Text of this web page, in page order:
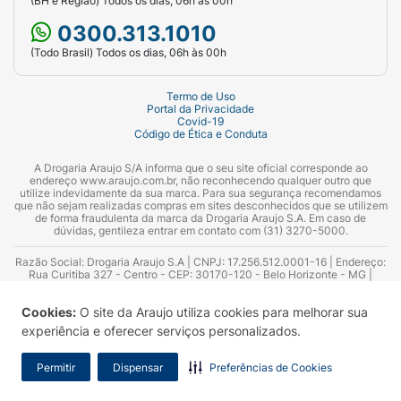
Cookies: O site da Araujo utiliza cookies para melhorar sua
experiência e oferecer serviços personalizados.
Permitir Dispensar Preferências de Cookies
Quais são os benefícios do BetaTrinta
Injetável?
Ao usar BetaTrinta, você pode esperar:
Alívio eficaz da inflamação em condições
musculoesqueléticas e de tecidos moles.
alérgicas, como asma e rinite.
Ação no combate a sintomas reumáticos
em quadros como artrites e espondilites.
Gerenciamento de condições inflamatórias
oferece ação rápida e duradoura.
O BetaTrinta é administrado por profissionais
0300.313.1010
(Todo Brasil) Todos os dias, 06h às 00h
Termo de Uso
Portal da Privacidade
Covid-19
Código de Ética e Conduta
A Drogaria Araujo S/A informa que o seu site oficial corresponde ao
endereço www.araujo.com.br, não reconhecendo qualquer outro que
utilize indevidamente da sua marca. Para sua segurança recomendamos
que não sejam realizadas compras em sites desconhecidos que se utilizem
de forma fraudulenta da marca da Drogaria Araujo S.A. Em caso de
dúvidas, gentileza entrar em contato com (31) 3270-5000.
Razão Social: Drogaria Araujo S.A | CNPJ: 17.256.512.0001-16 | Endereço:
Rua Curitiba 327 - Centro - CEP: 30170-120 - Belo Horizonte - MG |
Azevedo Guimarães – CRF 10.965 | Yasmin Silva Alvarenga – CRF 52.584 -
Consultor substituto: Thiago Aguiar Pinheiro - CRF Nº 13.748. Alvará
Sanitário: 2025020713 | Autorização de Funcionamento da Empresa (AFE):